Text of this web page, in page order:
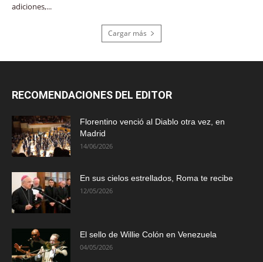
adiciones,...
Cargar más
RECOMENDACIONES DEL EDITOR
Florentino venció al Diablo otra vez, en
Madrid
14/06/2026
En sus cielos estrellados, Roma te recibe
12/05/2026
El sello de Willie Colón en Venezuela
04/05/2026